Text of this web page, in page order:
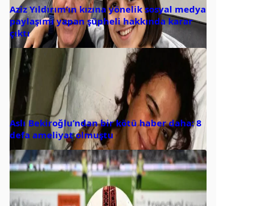
Aziz Yıldırım’ın kızına yönelik sosyal medya
paylaşımı yapan şüpheli hakkında karar
çıktı
Aslı Bekiroğlu’ndan bir kötü haber daha: 8
defa ameliyat olmuştu